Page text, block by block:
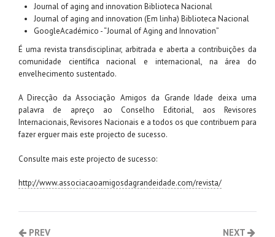
Journal of aging and innovation Biblioteca Nacional
Journal of aging and innovation (Em linha) Biblioteca Nacional
GoogleAcadémico - “Journal of Aging and Innovation”
É uma revista transdisciplinar, arbitrada e aberta a contribuições da
comunidade científica nacional e internacional, na área do
envelhecimento sustentado.
A Direcção da Associação Amigos da Grande Idade deixa uma
palavra de apreço ao Conselho Editorial, aos Revisores
Internacionais, Revisores Nacionais e a todos os que contribuem para
fazer erguer mais este projecto de sucesso.
Consulte mais este projecto de sucesso:
http://www.associacaoamigosdagrandeidade.com/revista/
PREV NEXT